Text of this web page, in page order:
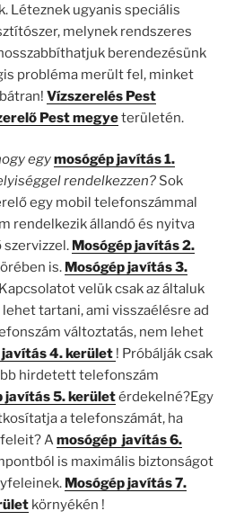
Léteznek ugyanis speciális
melynek rendszeres
berendezésünk
probléma merült fel, minket
Vízszerelés Pest
Pest megyeterületén.
egymosógép javítás 1.
rendelkezzen? Sok
egy mobil telefonszámmal
rendelkezik állandó és nyitva
Mosógép javítás 2.
is. Mosógép javítás 3.
velük csak az általuk
tartani, ami visszaélésre ad
változtatás, nem lehet
javítás 4. kerület ! Próbálják csak
hirdetett telefonszám
javítás 5. kerületérdekelné?Egy
a telefonszámát, ha
Amosógép javítás 6.
is maximális biztonságot
Mosógép javítás 7.
környékén !